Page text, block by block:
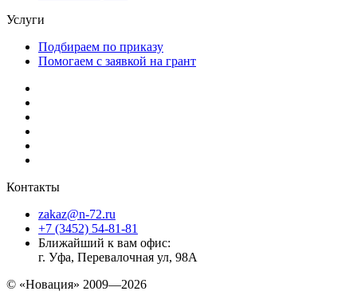
Услуги
Подбираем по приказу
Помогаем с заявкой на грант
Контакты
zakaz@n-72.ru
+7 (3452) 54-81-81
Ближайший к вам офис:
г. Уфа, Перевалочная ул, 98А
© «Новация» 2009—2026